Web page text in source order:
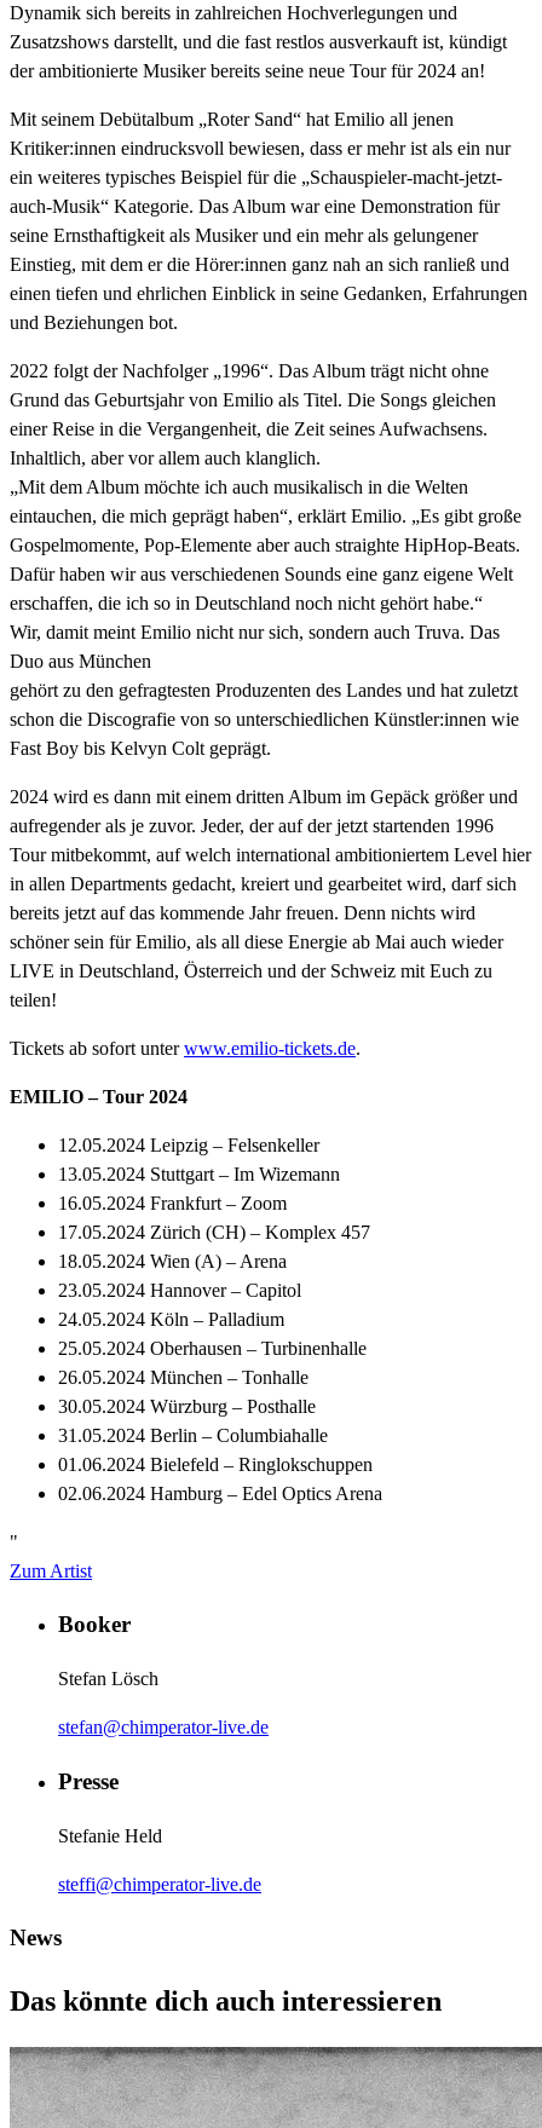
Dynamik sich bereits in zahlreichen Hochverlegungen und
Zusatzshows darstellt, und die fast restlos ausverkauft ist, kündigt
der ambitionierte Musiker bereits seine neue Tour für 2024 an!
Mit seinem Debütalbum „Roter Sand“ hat Emilio all jenen
Kritiker:innen eindrucksvoll bewiesen, dass er mehr ist als ein nur
ein weiteres typisches Beispiel für die „Schauspieler-macht-jetzt-
auch-Musik“ Kategorie. Das Album war eine Demonstration für
seine Ernsthaftigkeit als Musiker und ein mehr als gelungener
Einstieg, mit dem er die Hörer:innen ganz nah an sich ranließ und
einen tiefen und ehrlichen Einblick in seine Gedanken, Erfahrungen
und Beziehungen bot.
2022 folgt der Nachfolger „1996“. Das Album trägt nicht ohne
Grund das Geburtsjahr von Emilio als Titel. Die Songs gleichen
einer Reise in die Vergangenheit, die Zeit seines Aufwachsens.
Inhaltlich, aber vor allem auch klanglich.
„Mit dem Album möchte ich auch musikalisch in die Welten
eintauchen, die mich geprägt haben“, erklärt Emilio. „Es gibt große
Gospelmomente, Pop-Elemente aber auch straighte HipHop-Beats.
Dafür haben wir aus verschiedenen Sounds eine ganz eigene Welt
erschaffen, die ich so in Deutschland noch nicht gehört habe.“
Wir, damit meint Emilio nicht nur sich, sondern auch Truva. Das
Duo aus München
gehört zu den gefragtesten Produzenten des Landes und hat zuletzt
schon die Discografie von so unterschiedlichen Künstler:innen wie
Fast Boy bis Kelvyn Colt geprägt.
2024 wird es dann mit einem dritten Album im Gepäck größer und
aufregender als je zuvor. Jeder, der auf der jetzt startenden 1996
Tour mitbekommt, auf welch international ambitioniertem Level hier
in allen Departments gedacht, kreiert und gearbeitet wird, darf sich
bereits jetzt auf das kommende Jahr freuen. Denn nichts wird
schöner sein für Emilio, als all diese Energie ab Mai auch wieder
LIVE in Deutschland, Österreich und der Schweiz mit Euch zu
teilen!
Tickets ab sofort unterwww.emilio-tickets.de.
EMILIO – Tour 2024
12.05.2024 Leipzig – Felsenkeller
13.05.2024 Stuttgart – Im Wizemann
16.05.2024 Frankfurt – Zoom
17.05.2024 Zürich (CH) – Komplex 457
18.05.2024 Wien (A) – Arena
23.05.2024 Hannover – Capitol
24.05.2024 Köln – Palladium
25.05.2024 Oberhausen – Turbinenhalle
26.05.2024 München – Tonhalle
30.05.2024 Würzburg – Posthalle
31.05.2024 Berlin – Columbiahalle
01.06.2024 Bielefeld – Ringlokschuppen
02.06.2024 Hamburg – Edel Optics Arena
"
Zum Artist
Booker
Stefan Lösch
stefan@chimperator-live.de
Presse
Stefanie Held
steffi@chimperator-live.de
News
Das könnte dich auch interessieren